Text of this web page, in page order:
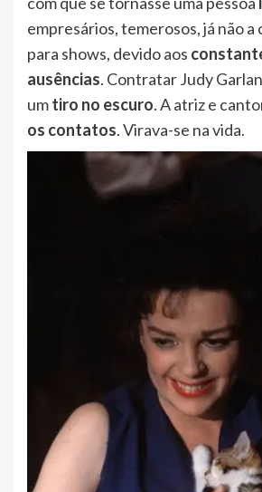
empresários, temerosos, já não
para shows, devido aos
ausências. Contratar Judy
umtiro no escuro. A atriz e
os contatos. Virava-se na vida.